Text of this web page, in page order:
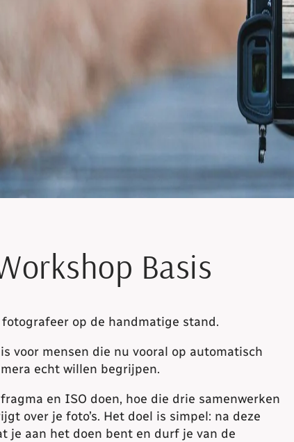
Basis
op de handmatige stand.
voor mensen die nu vooral op automatisch
echt willen begrijpen.
en ISO doen, hoe die drie samenwerken
over je foto’s. Het doel is simpel: na deze
je aan het doen bent en durf je van de